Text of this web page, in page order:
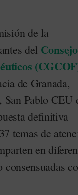
de la
del Consejo
de Granada,
Pablo CEU
definitiva
temas de
en
consensuadas